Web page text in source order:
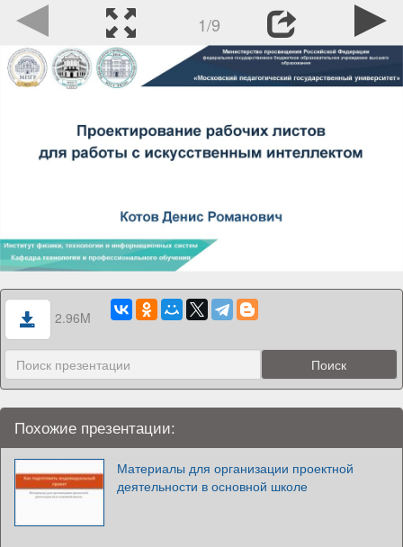
1/9
2.96M
Похожие презентации:
Материалы для организации проектной
деятельности в основной школе